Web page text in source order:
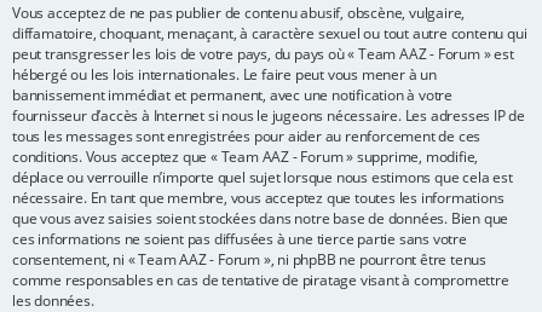
Vous acceptez de ne pas publier de contenu abusif, obscène, vulgaire,
diffamatoire, choquant, menaçant, à caractère sexuel ou tout autre contenu qui
peut transgresser les lois de votre pays, du pays où « Team AAZ - Forum » est
hébergé ou les lois internationales. Le faire peut vous mener à un
bannissement immédiat et permanent, avec une notification à votre
fournisseur d’accès à Internet si nous le jugeons nécessaire. Les adresses IP de
tous les messages sont enregistrées pour aider au renforcement de ces
conditions. Vous acceptez que « Team AAZ - Forum » supprime, modifie,
déplace ou verrouille n’importe quel sujet lorsque nous estimons que cela est
nécessaire. En tant que membre, vous acceptez que toutes les informations
que vous avez saisies soient stockées dans notre base de données. Bien que
ces informations ne soient pas diffusées à une tierce partie sans votre
consentement, ni « Team AAZ - Forum », ni phpBB ne pourront être tenus
comme responsables en cas de tentative de piratage visant à compromettre
les données.